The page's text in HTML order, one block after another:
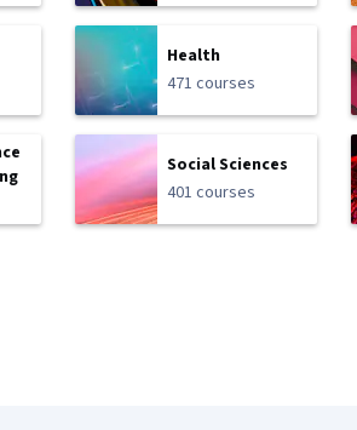
Health
471 courses
Social Sciences
401 courses